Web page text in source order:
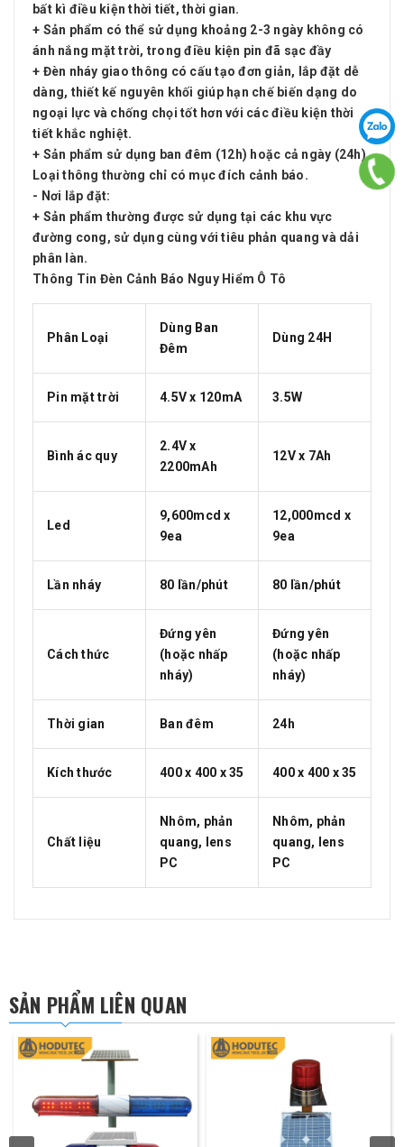
bất kì điều kiện thời tiết, thời gian.
+ Sản phẩm có thể sử dụng khoảng 2-3 ngày không có
ánh nắng mặt trời, trong điều kiện pin đã sạc đầy
+ Đèn nháy giao thông có cấu tạo đơn giản, lắp đặt dễ
dàng, thiết kế nguyên khối giúp hạn chế biến dạng do
ngoại lực và chống chọi tốt hơn với các điều kiện thời
tiết khắc nghiệt.
+ Sản phẩm sử dụng ban đêm (12h) hoặc cả ngày (24h).
Loại thông thường chỉ có mục đích cảnh báo.
- Nơi lắp đặt:
+ Sản phẩm thường được sử dụng tại các khu vực
đường cong, sử dụng cùng với tiêu phản quang và dải
phân làn.
Thông Tin Đèn Cảnh Báo Nguy Hiểm Ô Tô
Phân Loại
Dùng Ban
Đêm
Dùng 24H
Pin mặt trời 4.5V x 120mA 3.5W
Bình ác quy
2.4V x
2200mAh
12V x 7Ah
Led
9,600mcd x
9ea
12,000mcd x
9ea
Lần nháy 80 lần/phút 80 lần/phút
Cách thức
Đứng yên
(hoặc nhấp
nháy)
Đứng yên
(hoặc nhấp
nháy)
Thời gian Ban đêm 24h
Kích thước 400 x 400 x 35 400 x 400 x 35
Chất liệu
Nhôm, phản
quang, lens
PC
Nhôm, phản
quang, lens
PC
SẢN PHẨM LIÊN QUAN